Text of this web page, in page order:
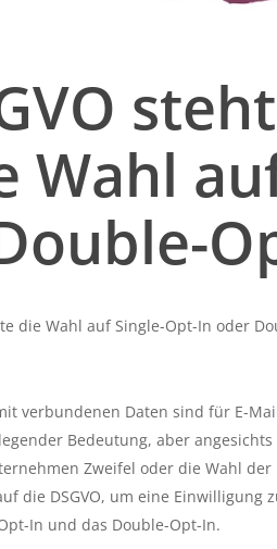
Wahl
die Wahl auf Single-Opt-In oder
verbundenen Daten sind für E-
Bedeutung, aber
Zweifel oder die Wahl der
die DSGVO, um eine Einwilligung
In und das Double-Opt-In.